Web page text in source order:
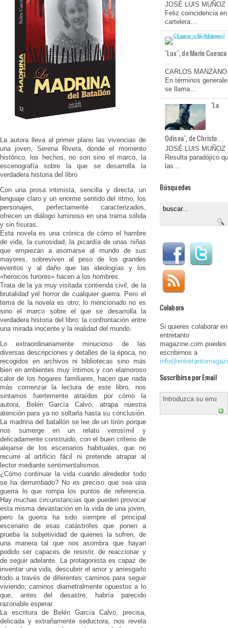
La autora lleva al primer plano las vivencias de
una joven, Serena Rivera, donde el momento
histórico, los hechos, no son sino el marco, la
escenografía sobre la que se desarrolla la
verdadera historia del libro
Con una prosa intimista, sencilla y directa, un
lenguaje claro y un enorme sentido del ritmo, los
personajes, perfectamente caracterizados,
ofrecen un diálogo luminoso en una trama sólida
y sin fisuras.
Esta novela es una crónica de cómo el hambre
de vida, la curiosidad, la picardía de unas niñas
que empiezan a asomarse al mundo de sus
mayores, sobreviven al peso de los grandes
eventos y al daño que las ideologías y los
«heroicos furores» hacen a los hombres.
Trata de la ya muy visitada contienda civil, de la
brutalidad yel horror de cualquier guerra. Pero el
tema de la novela es otro; lo mencionado no es
sino el marco sobre el que se desarrolla la
verdadera historia del libro: la confrontación entre
una mirada inocente y la realidad del mundo.
Lo extraordinariamente minucioso de las
diversas descripciones y detalles de la época, no
recogidos en archivos ni bibliotecas sino más
bien en ambientes muy íntimos y con elamoroso
calor de los hogares familiares, hacen que nada
más comenzar la lectura de este libro, nos
sintamos fuertemente atraídos por cómo la
autora, Belén García Calvo, atrapa nuestra
atención para ya no soltarla hasta su conclusión.
La madrina del batallón se lee de un tirón porque
nos sumerge en un relato verosímil y
delicadamente construido, con el buen criterio de
alejarse de los escenarios habituales, que no
recurre al artificio fácil ni pretende atrapar al
lector mediante sentimentalismos.
¿Cómo continuar la vida cuando alrededor todo
se ha derrumbado? No es preciso que sea una
guerra lo que rompa los puntos de referencia.
Hay muchas circunstancias que pueden provocar
esta misma devastación en la vida de una joven,
pero la guerra ha sido siempre el principal
escenario de esas catástrofes que ponen a
prueba la subjetividad de quienes la sufren, de
una manera tal que nos asombra que hayan
podido ser capaces de resistir, de reaccionar y
de seguir adelante. La protagonista es capaz de
inventar una vida, descubrir el amor y arriesgarlo
todo a través de diferentes caminos para seguir
viviendo; caminos diametralmente opuestos a lo
que, antes del desastre, habría parecido
razonable esperar.
La escritura de Belén García Calvo, precisa,
delicada y extrañamente seductora, nos revela
JOSÉ LUIS MUÑOZ
Feliz coincidencia en
cartelera…
"Lux", de Mario Cuenca
…
CARLOS MANZANO
En términos
se llama…
"La
Odisea", de Christo…
JOSÉ LUIS MUÑOZ
Resulta paradójico
las…
Búsquedas
Colabora
Si quieres colaborar en
entretanto
magazine.com puedes
escribirnos a
Suscribirse por Email